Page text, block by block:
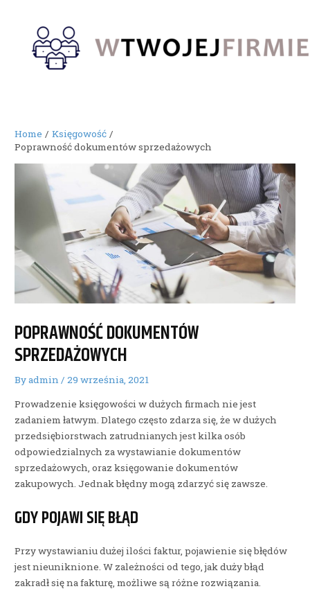
content
Home
Księgowość
Poprawność dokumentów sprzedażowych
POPRAWNOŚĆ DOKUMENTÓW
SPRZEDAŻOWYCH
Byadmin/29 września, 2021
Prowadzenie księgowości w dużych firmach nie jest
zadaniem łatwym. Dlatego często zdarza się, że w dużych
przedsiębiorstwach zatrudnianych jest kilka osób
odpowiedzialnych za wystawianie dokumentów
sprzedażowych, oraz księgowanie dokumentów
zakupowych. Jednak błędny mogą zdarzyć się zawsze.
GDY POJAWI SIĘ BŁĄD
Przy wystawianiu dużej ilości faktur, pojawienie się błędów
jest nieuniknione. W zależności od tego, jak duży błąd
zakradł się na fakturę, możliwe są różne rozwiązania.